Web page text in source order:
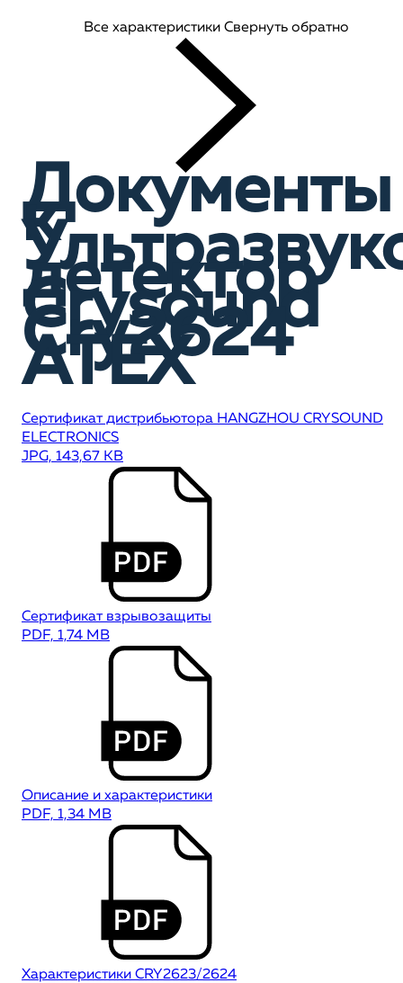
Все характеристики Свернуть обратно
Документы
к
детектор
Crysound
Cry2624
АТЕХ
Сертификат дистрибьютора HANGZHOU CRYSOUND
ELECTRONICS
JPG, 143,67 KB
Сертификат взрывозащиты
PDF, 1,74 MB
Описание и характеристики
PDF, 1,34 MB
Характеристики CRY2623/2624